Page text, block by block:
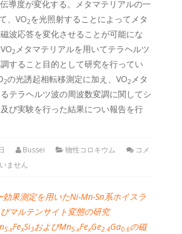
導度が変化する。メタマテリアルの一
、VO2を光照射することによってメタ
波応答を変化させることが可能にな
2 メタマテリアルを用いてテラヘルツ
すること目的として研究を行ってい
2の光誘起相転移測定に加え、VO2 メタ
テラヘルツ波の周波数変調に関してシ
び実験を行った結果につい報告を行
Bussei 物性コロキウム
コメ
ません
効果測定を用いたNi-Mn-Sn系ホイスラ
マルテンサイト変態の研究
5-xFexSi3およびMn5-xFexGe2.4Ga0.6の磁